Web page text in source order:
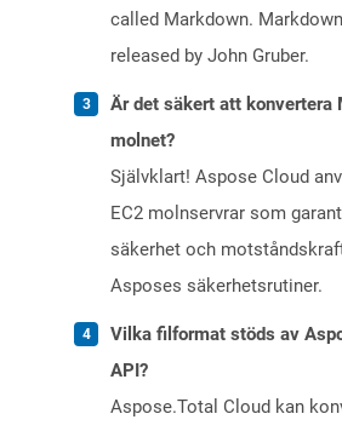
called Markdown.
released by John Gruber.
Är det säkert att konvertera
molnet?
Självklart! Aspose Cloud
EC2 molnservrar som
säkerhet och
Asposes säkerhetsrutiner.
Vilka filformat stöds av
API?
Aspose.Total Cloud kan